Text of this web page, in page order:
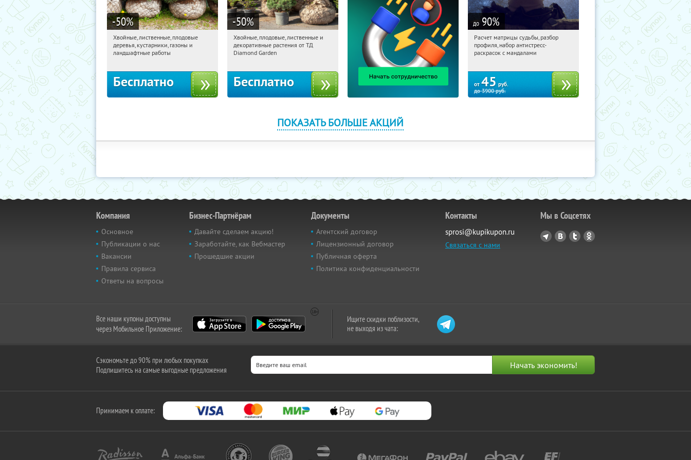
-50%
09:50:53 Получили:
Павелецкая
Угрешская
Хвойные, лиственные, плодовые
деревья, кустарники, газоны и
ландшафтные работы
Бесплатно
-50%
09:50:53 Получили:
Выставочная
Хвойные, плодовые, лиственные и
декоративные растения от ТД
Diamond Garden
Бесплатно
до 90%
09:50:53 Купили:
Россия
Расчет матрицы судьбы, разбор
профиля, набор антистресс-
раскрасок с мандалами
от 45 руб.
до3900руб.
ПОКАЗАТЬ БОЛЬШЕ АКЦИЙ
Компания
Основное
Публикации о нас
Вакансии
Правила сервиса
Ответы на вопросы
Бизнес-Партнёрам
Давайте сделаем акцию!
Заработайте, как Вебмастер
Прошедшие акции
Документы
Агентский договор
Лицензионный договор
Публичная оферта
Политика конфиденциальности
Контакты
sprosi@kupikupon.ru
Связаться с нами
Мы в Соцсетях
Все наши купоны доступны
через Мобильное Приложение:
Ищите скидки поблизости,
не выходя из чата:
Сэкономьте до 90% при любых покупках
Подпишитесь на самые выгодные предложения
Принимаем к оплате: